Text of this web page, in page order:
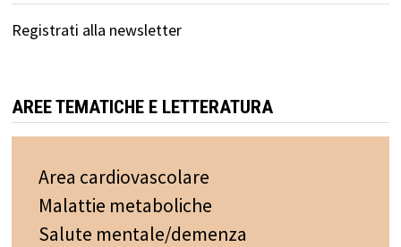
Registrati alla newsletter
AREE TEMATICHE E LETTERATURA
Area cardiovascolare
Malattie metaboliche
Salute mentale/demenza